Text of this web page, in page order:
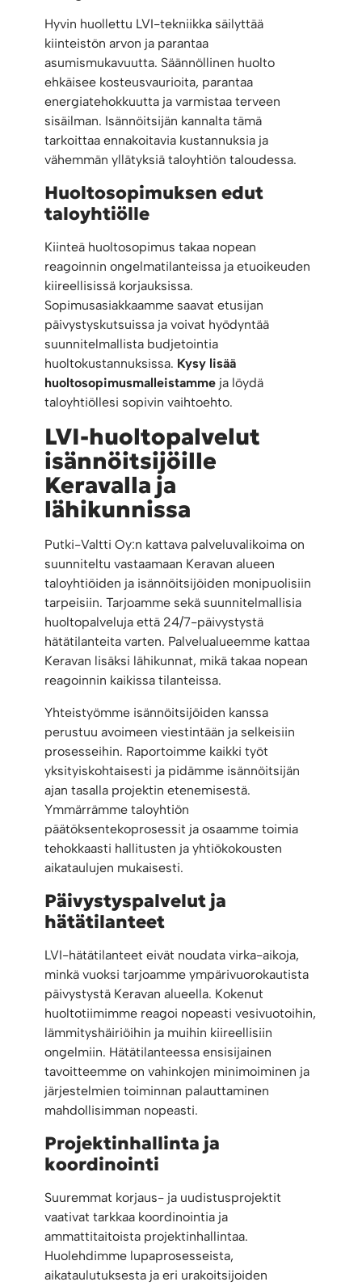
Hyvin huollettu LVI-tekniikka säilyttää
kiinteistön arvon ja parantaa
asumismukavuutta. Säännöllinen huolto
ehkäisee kosteusvaurioita, parantaa
energiatehokkuutta ja varmistaa terveen
sisäilman. Isännöitsijän kannalta tämä
tarkoittaa ennakoitavia kustannuksia ja
vähemmän yllätyksiä taloyhtiön taloudessa.
Huoltosopimuksen edut
taloyhtiölle
Kiinteä huoltosopimus takaa nopean
reagoinnin ongelmatilanteissa ja etuoikeuden
kiireellisissä korjauksissa.
Sopimusasiakkaamme saavat etusijan
päivystyskutsuissa ja voivat hyödyntää
suunnitelmallista budjetointia
huoltokustannuksissa. Kysy lisää
huoltosopimusmalleistamme ja löydä
taloyhtiöllesi sopivin vaihtoehto.
LVI-huoltopalvelut
isännöitsijöille
Keravalla ja
lähikunnissa
Putki-Valtti Oy:n kattava palveluvalikoima on
suunniteltu vastaamaan Keravan alueen
taloyhtiöiden ja isännöitsijöiden monipuolisiin
tarpeisiin. Tarjoamme sekä suunnitelmallisia
huoltopalveluja että 24/7-päivystystä
hätätilanteita varten. Palvelualueemme kattaa
Keravan lisäksi lähikunnat, mikä takaa nopean
reagoinnin kaikissa tilanteissa.
Yhteistyömme isännöitsijöiden kanssa
perustuu avoimeen viestintään ja selkeisiin
prosesseihin. Raportoimme kaikki työt
yksityiskohtaisesti ja pidämme isännöitsijän
ajan tasalla projektin etenemisestä.
Ymmärrämme taloyhtiön
päätöksentekoprosessit ja osaamme toimia
tehokkaasti hallitusten ja yhtiökokousten
aikataulujen mukaisesti.
Päivystyspalvelut ja
hätätilanteet
LVI-hätätilanteet eivät noudata virka-aikoja,
minkä vuoksi tarjoamme ympärivuorokautista
päivystystä Keravan alueella. Kokenut
huoltotiimimme reagoi nopeasti vesivuotoihin,
lämmityshäiriöihin ja muihin kiireellisiin
ongelmiin. Hätätilanteessa ensisijainen
tavoitteemme on vahinkojen minimoiminen ja
järjestelmien toiminnan palauttaminen
mahdollisimman nopeasti.
Projektinhallinta ja
koordinointi
Suuremmat korjaus- ja uudistusprojektit
vaativat tarkkaa koordinointia ja
ammattitaitoista projektinhallintaa.
Huolehdimme lupaprosesseista,
aikataulutuksesta ja eri urakoitsijoiden